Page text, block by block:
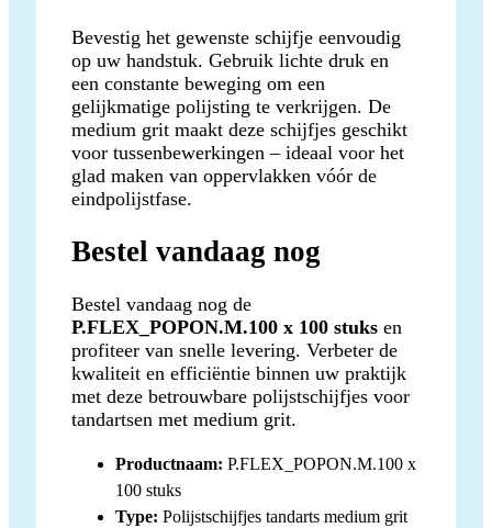
Bevestig het gewenste schijfje eenvoudig
op uw handstuk. Gebruik lichte druk en
een constante beweging om een
gelijkmatige polijsting te verkrijgen. De
medium grit maakt deze schijfjes geschikt
voor tussenbewerkingen – ideaal voor het
glad maken van oppervlakken vóór de
eindpolijstfase.
Bestel vandaag nog
Bestel vandaag nog de
P.FLEX_POPON.M.100 x 100 stuks en
profiteer van snelle levering. Verbeter de
kwaliteit en efficiëntie binnen uw praktijk
met deze betrouwbare polijstschijfjes voor
tandartsen met medium grit.
Productnaam: P.FLEX_POPON.M.100 x
100 stuks
Type: Polijstschijfjes tandarts medium grit